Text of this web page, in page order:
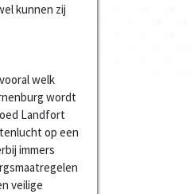
kunnen zij
welk
wordt
Landfort
op een
immers
veilige